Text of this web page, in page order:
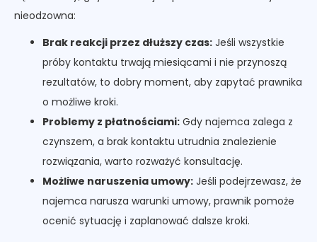
nieodzowna:
Brak reakcji przez dłuższy czas: Jeśli wszystkie
próby kontaktu trwają miesiącami i nie przynoszą
rezultatów, to dobry moment, aby zapytać prawnika
o możliwe kroki.
Problemy z płatnościami: Gdy najemca zalega z
czynszem, a brak kontaktu utrudnia znalezienie
rozwiązania, warto rozważyć konsultację.
Możliwe naruszenia umowy: Jeśli podejrzewasz, że
najemca narusza warunki umowy, prawnik pomoże
ocenić sytuację i zaplanować dalsze kroki.